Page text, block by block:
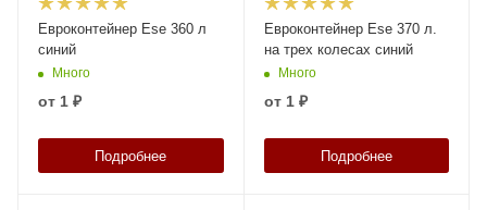
Евроконтейнер Ese 360 л
синий
Много
от 1 ₽
Подробнее
Евроконтейнер Ese 370 л.
на трех колесах синий
Много
от 1 ₽
Подробнее